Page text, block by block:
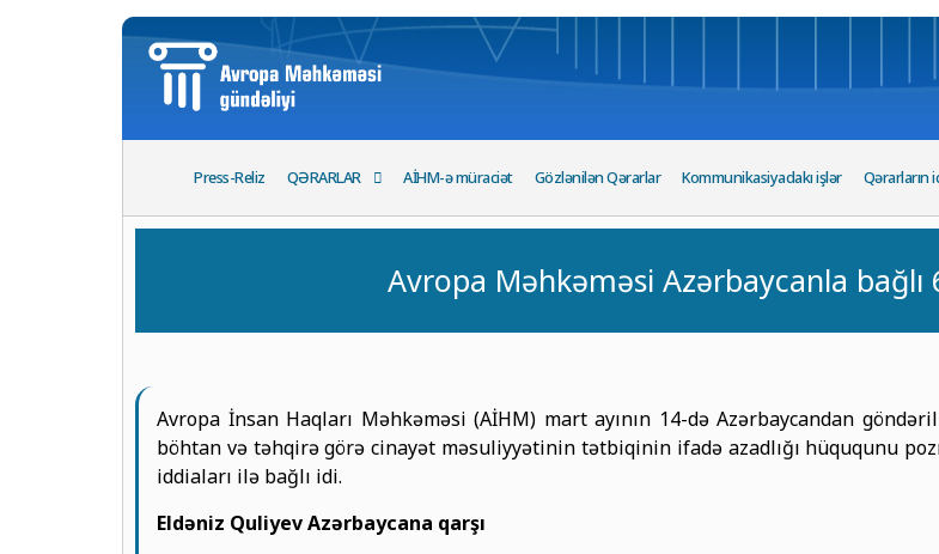
Press-Reliz QƏRARLAR AİHM-ə müraciət Gözlənilən Qərarlar Kommunikasiyadakı işlər Qərarların
Avropa Məhkəməsi Azərbaycanla
Avropa İnsan Haqları Məhkəməsi (AİHM) mart ayının 14-də Azərbaycandan
böhtan və təhqirə görə cinayət məsuliyyətinin tətbiqinin ifadə azadlığı hüququnu
iddiaları ilə bağlı idi.
Eldəniz Quliyev Azərbaycana qarşı